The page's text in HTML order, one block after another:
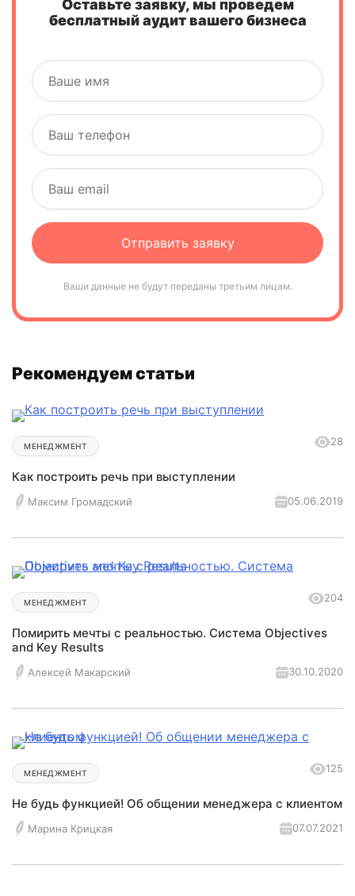
Оставьте заявку, мы проведем
бесплатный аудит вашего бизнеса
Ваши данные не будут переданы третьим лицам.
Рекомендуем статьи
МЕНЕДЖМЕНТ 28
Как построить речь при выступлении
Максим Громадский 05.06.2019
МЕНЕДЖМЕНТ 204
Помирить мечты с реальностью. Система Objectives
and Key Results
Алексей Макарский 30.10.2020
МЕНЕДЖМЕНТ 125
Не будь функцией! Об общении менеджера с клиентом
Марина Крицкая 07.07.2021